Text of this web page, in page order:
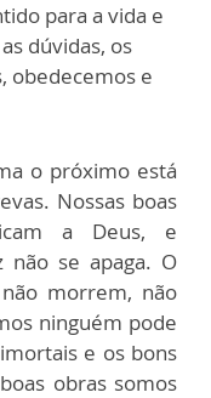
para a vida e
dúvidas, os
obedecemos e
o próximo está
Nossas boas
a Deus, e
não se apaga. O
morrem, não
ninguém pode
e os bons
obras somos